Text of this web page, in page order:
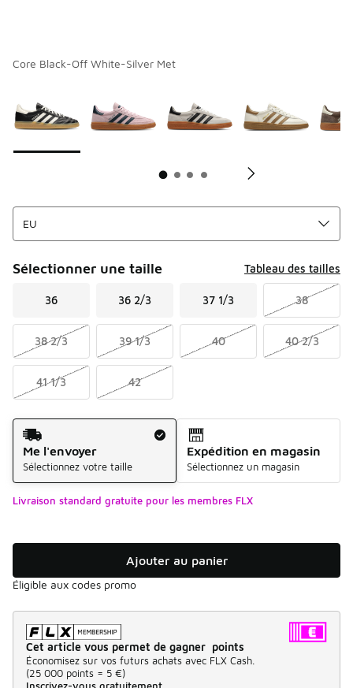
Core Black-Off White-Silver Met
Sélectionner une taille Tableau des tailles
36 36 2/3 37 1/3 38
38 2/3 39 1/3 40 40 2/3
41 1/3 42
Mode d'expédition
Me l'envoyer
Sélectionnez votre taille
Expédition en magasin
Sélectionnez un magasin
Livraison standard gratuite pour les membres FLX
Ajouter au panier
Éligible aux codes promo
Cet article vous permet de gagner points
Économisez sur vos futurs achats avec FLX Cash.
(25 000 points = 5 €)